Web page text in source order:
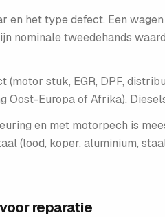
en het type defect. Een
nominale tweedehands
(motor stuk, EGR, DPF,
Oost-Europa of Afrika).
en met motorpech is
(lood, koper, aluminium,
reparatie